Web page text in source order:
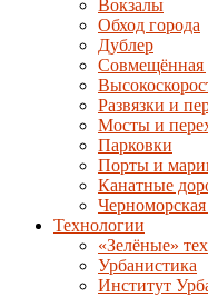
Вокзалы
Обход города
Дублер
Совмещённая
Развязки и
Мосты и
Парковки
Порты и
Канатные
Черноморская
Технологии
«Зелёные»
Урбанистика
Институт